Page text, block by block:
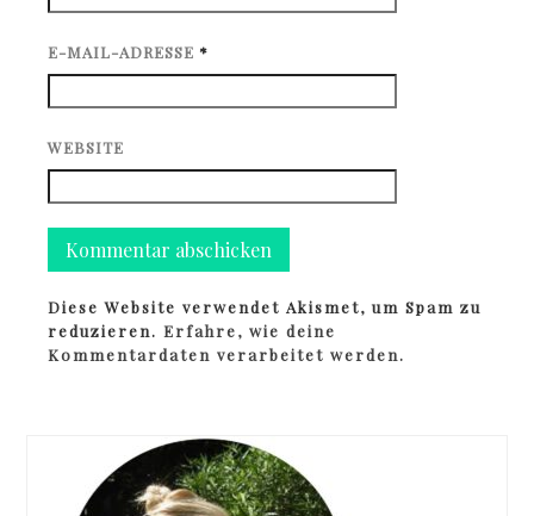
E-MAIL-ADRESSE *
WEBSITE
Diese Website verwendet Akismet, um Spam zu
reduzieren.Erfahre, wie deine
Kommentardaten verarbeitet werden.